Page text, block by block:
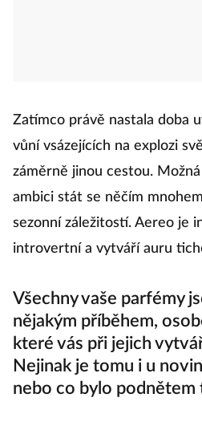
Zatímco právě nastala doba
vůní vsázejících na explozi
záměrně jinou cestou.
ambici stát se něčím
sezonní záležitostí. Aereo je
introvertní a vytváří auru
Všechny vaše parfémy
nějakým příběhem,
které vás při jejich
Nejinak je tomu i u
nebo co bylo podnětem